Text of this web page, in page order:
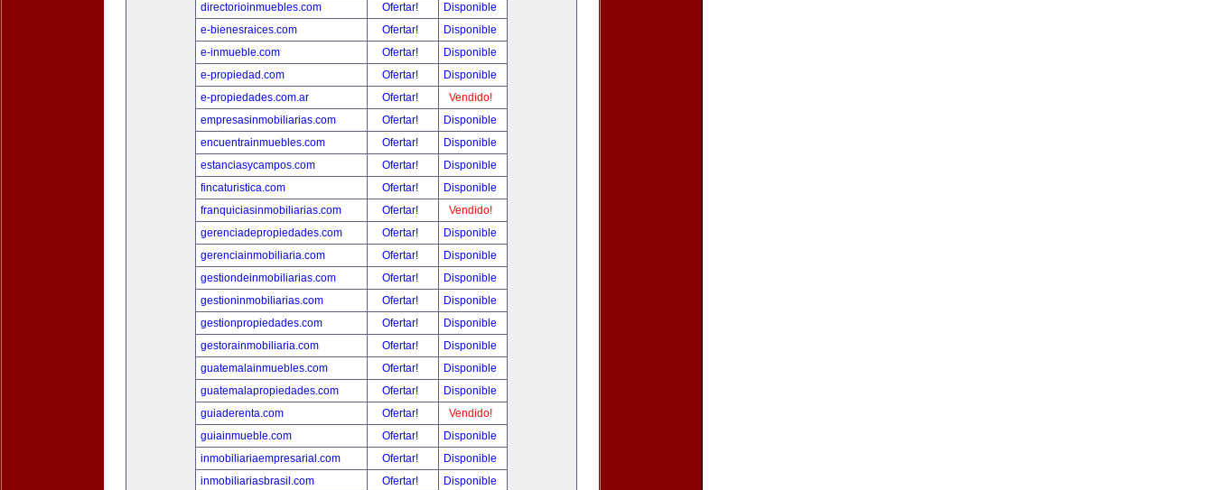
directorioinmuebles.com
Ofertar!
Disponible
e-bienesraices.com
Ofertar!
Disponible
e-inmueble.com
Ofertar!
Disponible
e-propiedad.com
Ofertar!
Disponible
e-propiedades.com.ar
Ofertar!
Vendido!
empresasinmobiliarias.com
Ofertar!
Disponible
encuentrainmuebles.com
Ofertar!
Disponible
estanciasycampos.com
Ofertar!
Disponible
fincaturistica.com
Ofertar!
Disponible
franquiciasinmobiliarias.com
Ofertar!
Vendido!
gerenciadepropiedades.com
Ofertar!
Disponible
gerenciainmobiliaria.com
Ofertar!
Disponible
gestiondeinmobiliarias.com
Ofertar!
Disponible
gestioninmobiliarias.com
Ofertar!
Disponible
gestionpropiedades.com
Ofertar!
Disponible
gestorainmobiliaria.com
Ofertar!
Disponible
guatemalainmuebles.com
Ofertar!
Disponible
guatemalapropiedades.com
Ofertar!
Disponible
guiaderenta.com
Ofertar!
Vendido!
guiainmueble.com
Ofertar!
Disponible
inmobiliariaempresarial.com
Ofertar!
Disponible
inmobiliariasbrasil.com
Ofertar!
Disponible